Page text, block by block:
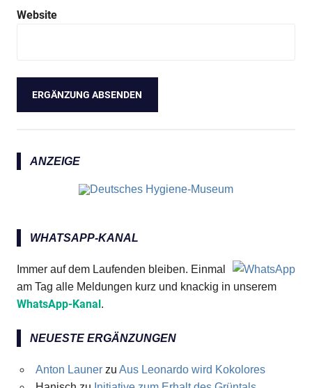
Website
ANZEIGE
WHATSAPP-KANAL
Immer auf dem Laufenden bleiben. Einmal
am Tag alle Meldungen kurz und knackig in unserem
WhatsApp-Kanal.
NEUESTE ERGÄNZUNGEN
Anton Launerzu Aus Leonardo wird Kokolores